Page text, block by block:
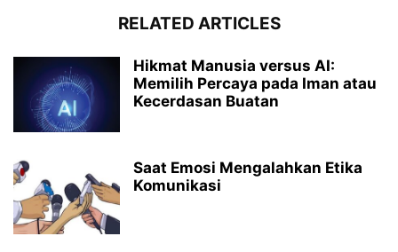
RELATED ARTICLES
Hikmat Manusia versus AI:
Memilih Percaya pada Iman atau
Kecerdasan Buatan
Saat Emosi Mengalahkan Etika
Komunikasi